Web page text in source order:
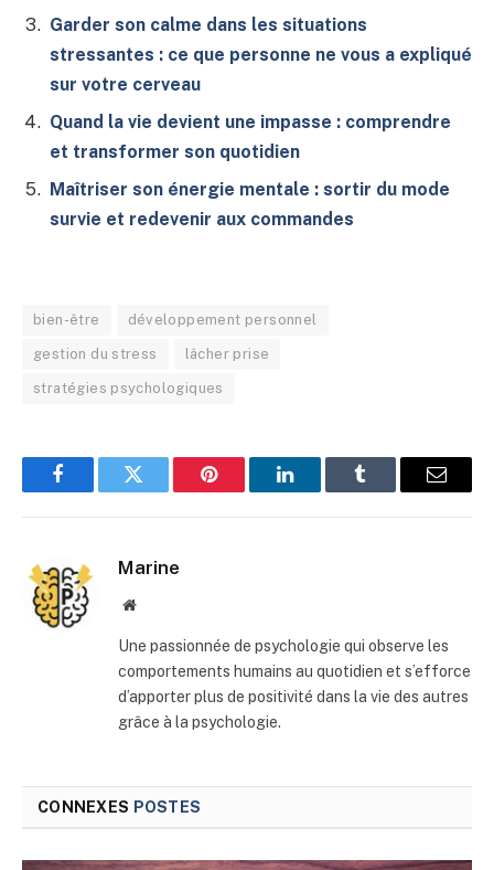
Garder son calme dans les situations
stressantes : ce que personne ne vous a expliqué
sur votre cerveau
Quand la vie devient une impasse : comprendre
et transformer son quotidien
Maîtriser son énergie mentale : sortir du mode
survie et redevenir aux commandes
bien-être développement personnel
gestion du stress lâcher prise
stratégies psychologiques
FacebookTwitter Pinterest LinkedInTumblr
E-
Marine
Site
Une passionnée de psychologie qui observe les
comportements humains au quotidien et s’efforce
d’apporter plus de positivité dans la vie des autres
grâce à la psychologie.
CONNEXES POSTES